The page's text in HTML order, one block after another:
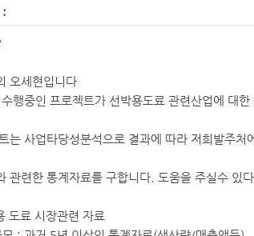
:
오세현입니다
행중인 프로젝트가 선박용도료 관련산업에 대
는 사업타당성분석으로 결과에 따라 저희발주처
관련한 통계자료를 구합니다. 도움을 주실수 있
도료 시장관련 자료